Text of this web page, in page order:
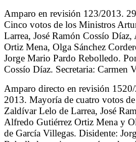
Amparo en revisión 123/2013.
Cinco votos de los Ministros
Larrea, José Ramón Cossío
Ortiz Mena, Olga Sánchez
Jorge Mario Pardo Rebolledo.
Cossío Díaz. Secretaria: Carmen
Amparo directo en revisión
2013. Mayoría de cuatro votos
Zaldívar Lelo de Larrea, José
Alfredo Gutiérrez Ortiz Mena y
de García Villegas. Disidente: